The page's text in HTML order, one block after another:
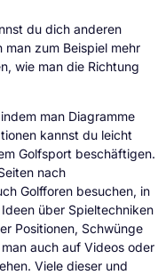
du dich anderen
zum Beispiel mehr
wie man die Richtung
man Diagramme
kannst du leicht
Golfsport beschäftigen.
nach
Golfforen besuchen, in
über Spieltechniken
Positionen, Schwünge
auch auf Videos oder
Viele dieser und